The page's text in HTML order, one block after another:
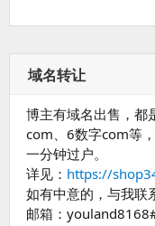
域名转让
博主有域名出售，都
com、6数字com等
一分钟过户。
详见： https://
如有中意的，与我联
邮箱：